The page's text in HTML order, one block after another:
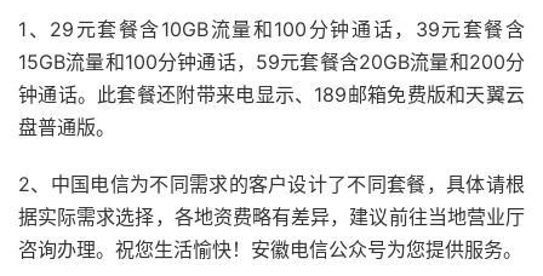
1、29元套餐含10GB流量和100分钟通话，39元套餐含
15GB流量和100分钟通话，59元套餐含20GB流量和200分
钟通话。此套餐还附带来电显示、189邮箱免费版和天翼云
盘普通版。
2、中国电信为不同需求的客户设计了不同套餐，具体请根
据实际需求选择，各地资费略有差异，建议前往当地营业厅
咨询办理。祝您生活愉快！安徽电信公众号为您提供服务。